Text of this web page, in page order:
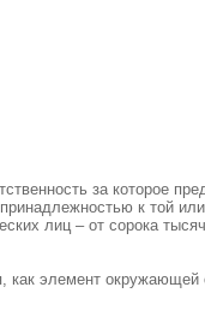
за которое
к той
лиц – от сорока
как элемент